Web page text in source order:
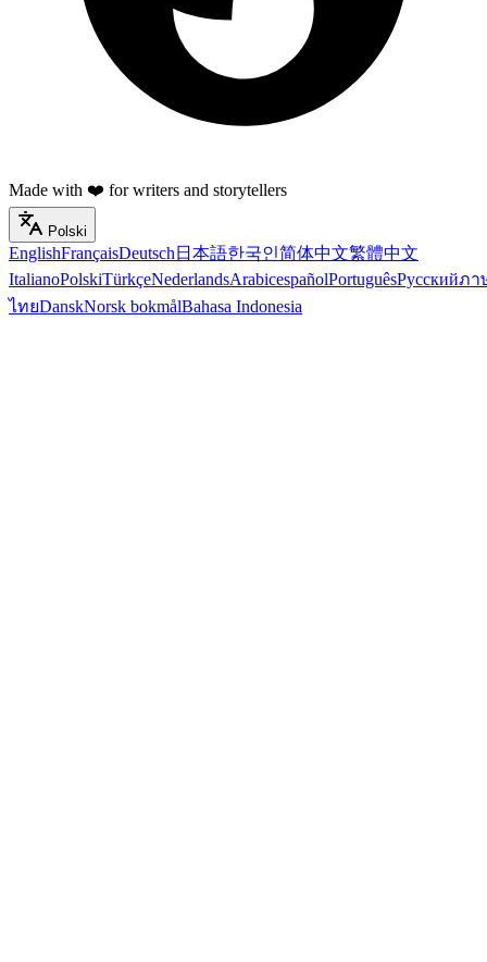
Made with ❤️ for writers and storytellers
Polski
EnglishFrançaisDeutsch 日本語한국인简体中文繁體中文
ItalianoPolskiTürkçeNederlandsArabicespañolPortuguêsРусскийภา
ไทยDanskNorsk bokmålBahasa Indonesia